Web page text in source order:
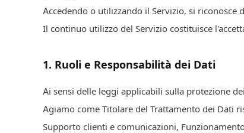
Accedendo o utilizzando il Servizio, si
Il continuo utilizzo del Servizio costituisce
1. Ruoli e Responsabilità dei Dati
Ai sensi delle leggi applicabili sulla protezione
Agiamo come Titolare del Trattamento dei Dati
Supporto clienti e comunicazioni,